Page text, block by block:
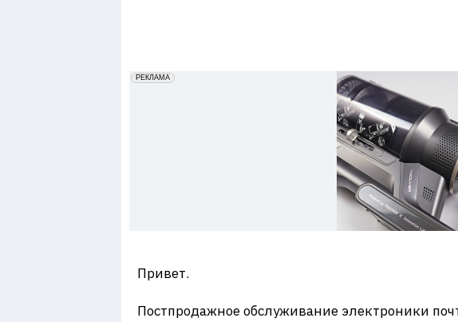
erid: 2VfnxxmNzs5
РЕКЛАМА
Привет.
Постпродажное обслуживание электроники